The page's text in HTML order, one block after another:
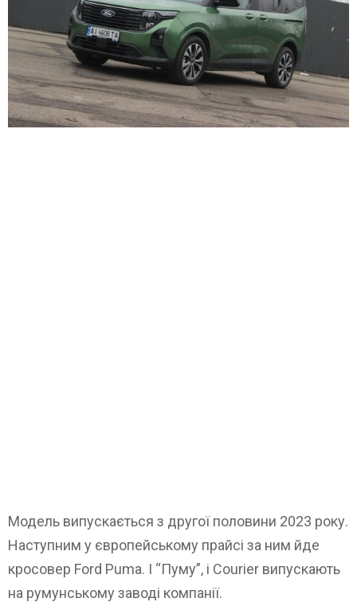
Модель випускається з другої половини 2023 року.
Наступним у європейському прайсі за ним йде
кросовер Ford Puma. І “Пуму”, і Courier випускають
на румунському заводі компанії.